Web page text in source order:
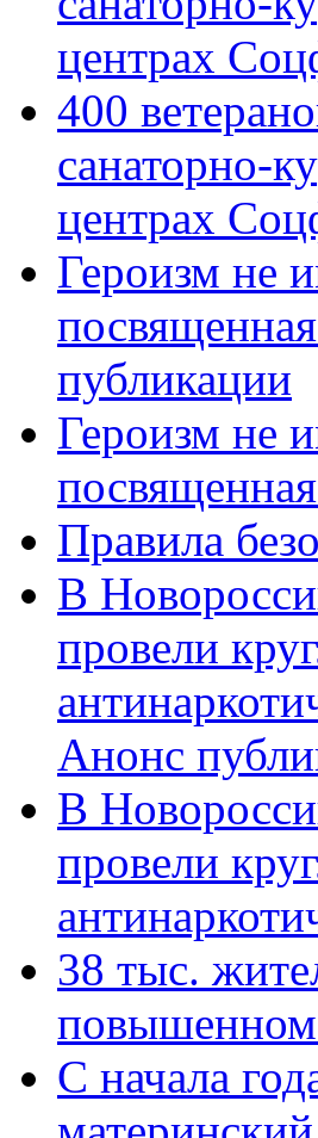
центрах
400
санаторно-
центрах
Героизм не
публикации
Героизм не
Правила
В
провели
Анонс
В
провели
38 тыс.
повышенном
С начала